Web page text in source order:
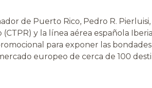
de Puerto Rico, Pedro R.
y la línea aérea española
para exponer las
europeo de cerca de 100